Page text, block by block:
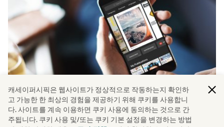
PressReader
캐세이퍼시픽은 웹사이트가 정상적으로 작동하는지 확인하
고 가능한 한 최상의 경험을 제공하기 위해 쿠키를 사용합니
다. 사이트를 계속 이용하면 쿠키 사용에 동의하는 것으로 간
주됩니다. 쿠키 사용 및/또는 쿠키 기본 설정을 변경하는 방법